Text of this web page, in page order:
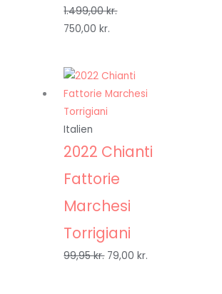
1.499,00kr.
750,00kr.
Italien
2022 Chianti
Fattorie
Marchesi
Torrigiani
99,95kr. 79,00kr.